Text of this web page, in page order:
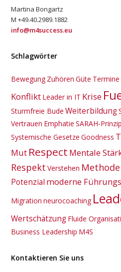
Martina Bongartz
M +49.40.2989.1882
info@m4success.eu
Schlagwörter
Bewegung Zuhören Güte Termine
Konflikt Leader in IT Krise
Sturmfreie Bude Weiterbildung
Vertrauen Emphatie SARAH-Prinzip
Systemische Gesetze Goodness
Mut Respect Mentale
Respekt Verstehen Methode
Potenzial moderne
Migration neurocoaching
Wertschätzung Fluide
Business Leadership M4S
Kontaktieren Sie uns